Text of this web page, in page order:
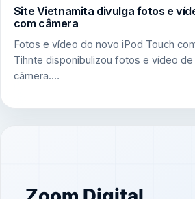
Site Vietnamita divulga fotos e
com câmera
Fotos e vídeo do novo iPod Touch
Tihnte disponibulizou fotos e vídeo
câmera.…